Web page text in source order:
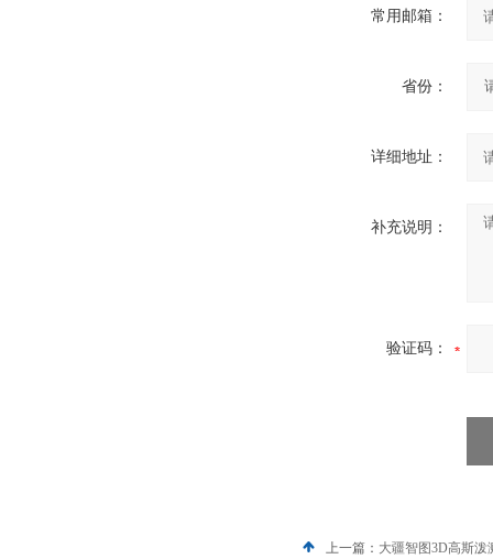
常用邮箱：
省份：
详细地址：
补充说明：
验证码：
上一篇： 大疆智图3D高斯泼